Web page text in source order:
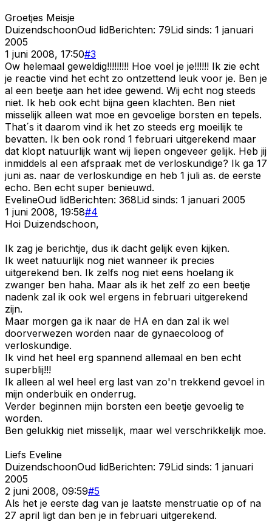
Groetjes Meisje
DuizendschoonOud lidBerichten: 79Lid sinds: 1 januari
2005
1 juni 2008, 17:50#3
Ow helemaal geweldig!!!!!!!!! Hoe voel je je!!!!!! Ik zie echt
je reactie vind het echt zo ontzettend leuk voor je. Ben je
al een beetje aan het idee gewend. Wij echt nog steeds
niet. Ik heb ook echt bijna geen klachten. Ben niet
misselijk alleen wat moe en gevoelige borsten en tepels.
That´s it daarom vind ik het zo steeds erg moeilijk te
bevatten. Ik ben ook rond 1 februari uitgerekend maar
dat klopt natuurlijk want wij liepen ongeveer gelijk. Heb jij
inmiddels al een afspraak met de verloskundige? Ik ga 17
juni as. naar de verloskundige en heb 1 juli as. de eerste
echo. Ben echt super benieuwd.
EvelineOud lidBerichten: 368Lid sinds: 1 januari 2005
1 juni 2008, 19:58#4
Hoi Duizendschoon,
Ik zag je berichtje, dus ik dacht gelijk even kijken.
Ik weet natuurlijk nog niet wanneer ik precies
uitgerekend ben. Ik zelfs nog niet eens hoelang ik
zwanger ben haha. Maar als ik het zelf zo een beetje
nadenk zal ik ook wel ergens in februari uitgerekend
zijn.
Maar morgen ga ik naar de HA en dan zal ik wel
doorverwezen worden naar de gynaecoloog of
verloskundige.
Ik vind het heel erg spannend allemaal en ben echt
superblij!!!
Ik alleen al wel heel erg last van zo'n trekkend gevoel in
mijn onderbuik en onderrug.
Verder beginnen mijn borsten een beetje gevoelig te
worden.
Ben gelukkig niet misselijk, maar wel verschrikkelijk moe.
Liefs Eveline
DuizendschoonOud lidBerichten: 79Lid sinds: 1 januari
2005
2 juni 2008, 09:59#5
Als het je eerste dag van je laatste menstruatie op of na
27 april ligt dan ben je in februari uitgerekend.